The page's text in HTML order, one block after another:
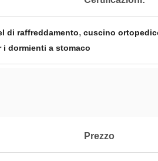
di raffreddamento, cuscino
dormienti a stomaco
Prezzo